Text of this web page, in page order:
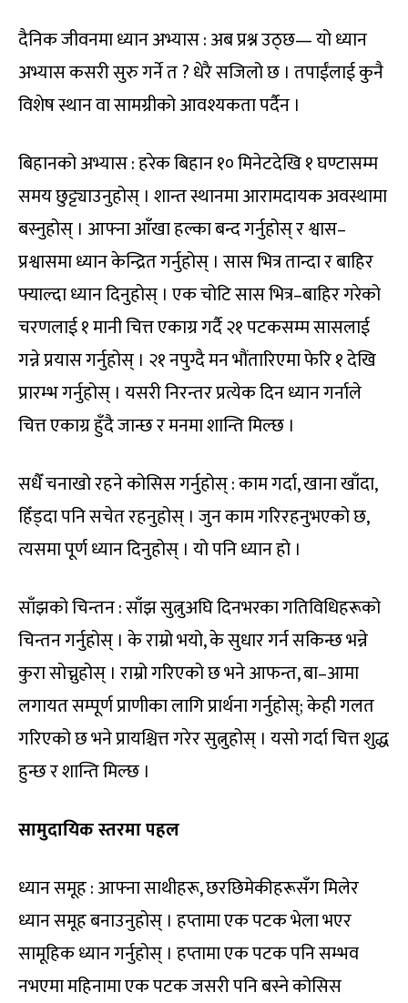
दैनिक जीवनमा ध्यान अभ्यास : अब प्रश्न उठ्छ— यो ध्यान
अभ्यास कसरी सुरु गर्ने त ? धेरै सजिलो छ । तपाईंलाई कुनै
विशेष स्थान वा सामग्रीको आवश्यकता पर्दैन ।
बिहानको अभ्यास : हरेक बिहान १० मिनेटदेखि १ घण्टासम्म
समय छुट्ट्याउनुहोस् । शान्त स्थानमा आरामदायक अवस्थामा
बस्नुहोस् । आफ्ना आँखा हल्का बन्द गर्नुहोस् र श्वास–
प्रश्वासमा ध्यान केन्द्रित गर्नुहोस् । सास भित्र तान्दा र बाहिर
फ्याल्दा ध्यान दिनुहोस् । एक चोटि सास भित्र–बाहिर गरेको
चरणलाई १ मानी चित्त एकाग्र गर्दै २१ पटकसम्म सासलाई
गन्ने प्रयास गर्नुहोस् । २१ नपुग्दै मन भौंतारिएमा फेरि १ देखि
प्रारम्भ गर्नुहोस् । यसरी निरन्तर प्रत्येक दिन ध्यान गर्नाले
चित्त एकाग्र हुँदै जान्छ र मनमा शान्ति मिल्छ ।
सधैँ चनाखो रहने कोसिस गर्नुहोस् : काम गर्दा, खाना खाँदा,
हिँड्दा पनि सचेत रहनुहोस् । जुन काम गरिरहनुभएको छ,
त्यसमा पूर्ण ध्यान दिनुहोस् । यो पनि ध्यान हो ।
साँझको चिन्तन : साँझ सुत्नुअघि दिनभरका गतिविधिहरूको
चिन्तन गर्नुहोस् । के राम्रो भयो, के सुधार गर्न सकिन्छ भन्ने
कुरा सोच्नुहोस् । राम्रो गरिएको छ भने आफन्त, बा–आमा
लगायत सम्पूर्ण प्राणीका लागि प्रार्थना गर्नुहोस्; केही गलत
गरिएको छ भने प्रायश्चित्त गरेर सुत्नुहोस् । यसो गर्दा चित्त शुद्ध
हुन्छ र शान्ति मिल्छ ।
सामुदायिक स्तरमा पहल
ध्यान समूह : आफ्ना साथीहरू, छरछिमेकीहरूसँग मिलेर
ध्यान समूह बनाउनुहोस् । हप्तामा एक पटक भेला भएर
सामूहिक ध्यान गर्नुहोस् । हप्तामा एक पटक पनि सम्भव
नभएमा महिनामा एक पटक जसरी पनि बस्ने कोसिस